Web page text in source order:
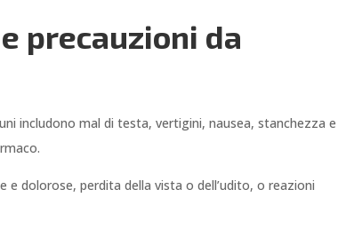
precauzioni da
includono mal di testa, vertigini, nausea, stanchezza e
dolorose, perdita della vista o dell’udito, o reazioni